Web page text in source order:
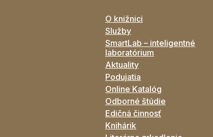
O knižnici
Služby
SmartLab – inteligentné
laboratórium
Aktuality
Podujatia
Online Katalóg
Odborné štúdie
Edičná činnosť
Knihárik